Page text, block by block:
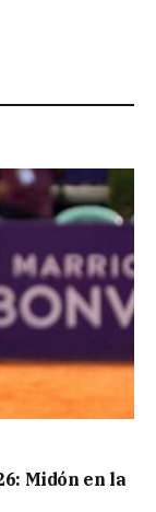
Midón en la